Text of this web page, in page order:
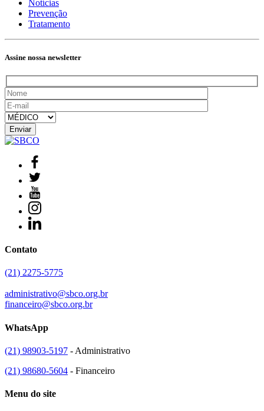
Notícias
Prevenção
Tratamento
Assine nossa newsletter
Contato
(21) 2275-5775
administrativo@sbco.org.br
financeiro@sbco.org.br
WhatsApp
(21) 98903-5197 - Administrativo
(21) 98680-5604 - Financeiro
Menu do site